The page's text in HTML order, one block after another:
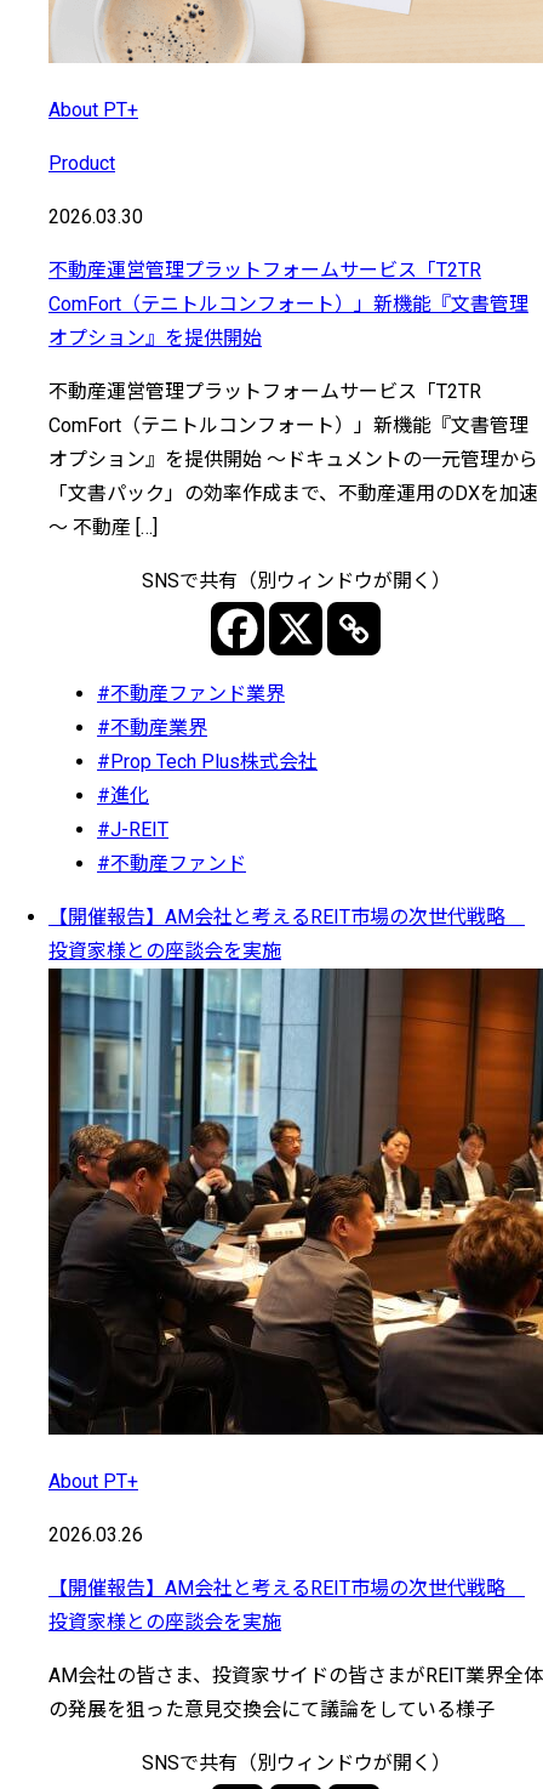
About PT+
Product
2026.03.30
不動産運営管理プラットフォームサービス「T2TR
ComFort（テニトルコンフォート）」新機能『文書管理
オプション』を提供開始
不動産運営管理プラットフォームサービス「T2TR
ComFort（テニトルコンフォート）」新機能『文書管理
オプション』を提供開始 ～ドキュメントの一元管理から
「文書パック」の効率作成まで、不動産運用のDXを加速
～ 不動産 […]
SNSで共有（別ウィンドウが開く）
#不動産ファンド業界
#不動産業界
#Prop Tech Plus株式会社
#進化
#J-REIT
#不動産ファンド
【開催報告】AM会社と考えるREIT市場の次世代戦略
投資家様との座談会を実施
About PT+
2026.03.26
【開催報告】AM会社と考えるREIT市場の次世代戦略
投資家様との座談会を実施
AM会社の皆さま、投資家サイドの皆さまがREIT業界全体
の発展を狙った意見交換会にて議論をしている様子
SNSで共有（別ウィンドウが開く）